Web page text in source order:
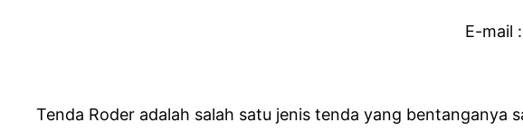
E-mail
Tenda Roder adalah salah satu jenis tenda yang